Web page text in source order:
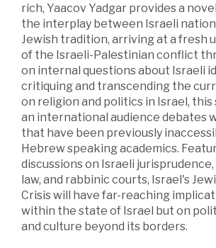
rich, Yaacov Yadgar provides a
the interplay between Israeli
Jewish tradition, arriving at a fresh
of the Israeli-Palestinian conflict
on internal questions about Israeli
critiquing and transcending the
on religion and politics in Israel, this
an international audience debates
that have been previously
Hebrew speaking academics.
discussions on Israeli
law, and rabbinic courts, Israel's
Crisis will have far-reaching
within the state of Israel but on
and culture beyond its borders.